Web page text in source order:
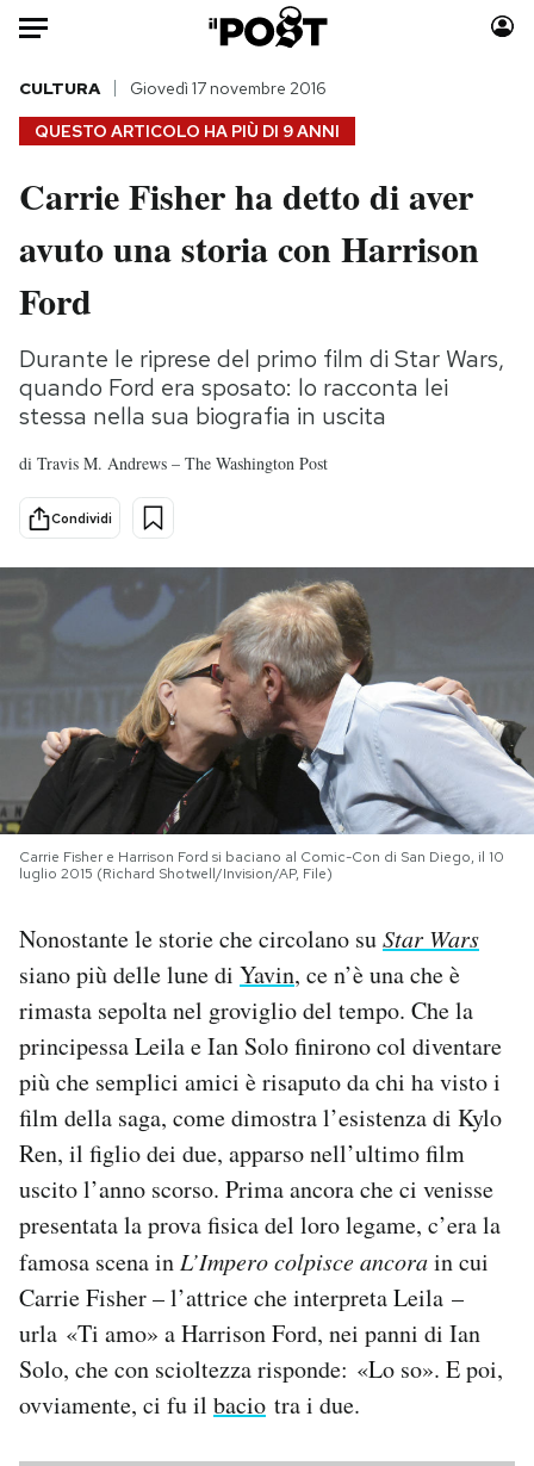
Auto
HOME
Italia
Politica
Tecnologia
Scienza
Cultura
Sport
Moda
Consumismi
Media
Mondiali calcio 2026
PODCAST
NEWSLETTER
I MIEI PREFERITI
SHOP
AREA PERSONALE
Area Personale
Newsletter
Notifiche mobile
Regala il Post
Hai bisogno di aiuto?
Esci
QUESTO ARTICOLO HA PIÙ DI 9 ANNI
CULTURA Giovedì 17 novembre 2016
Carrie Fisher ha detto di aver
avuto una storia con Harrison
Ford
Durante le riprese del primo film di Star Wars,
quando Ford era sposato: lo racconta lei
stessa nella sua biografia in uscita
di Travis M. Andrews – The Washington Post
Condividi
Carrie Fisher e Harrison Ford si baciano al Comic-Con di San Diego, il 10
luglio 2015 (Richard Shotwell/Invision/AP, File)
Nonostante le storie che circolano suStar Wars
siano più delle lune di Yavin, ce n’è una che è
rimasta sepolta nel groviglio del tempo. Che la
principessa Leila e Ian Solo finirono col diventare
più che semplici amici è risaputo da chi ha visto i
film della saga, come dimostra l’esistenza di Kylo
Ren, il figlio dei due, apparso nell’ultimo film
uscito l’anno scorso. Prima ancora che ci venisse
presentata la prova fisica del loro legame, c’era la
famosa scena inL’Impero colpisce ancorain cui
Carrie Fisher – l’attrice che interpreta Leila –
urla «Ti amo» a Harrison Ford, nei panni di Ian
Solo, che con scioltezza risponde: «Lo so». E poi,
ovviamente, ci fu il bacio tra i due.